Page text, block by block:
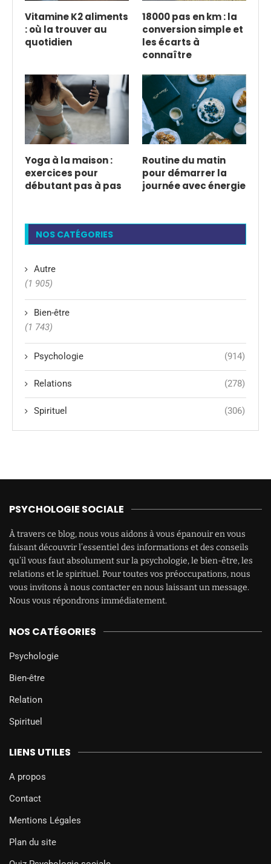
Vitamine K2 aliments
: où la trouver au
quotidien
18000 pas en km : la
conversion simple et
les écarts à
connaître
Yoga à la maison :
exercices pour
débutant pas à pas
Routine du matin
pour démarrer la
journée avec énergie
NOS CATÉGORIES
Autre
(1 905)
Bien-être
(1 743)
Psychologie (914)
Relations (278)
Spirituel (306)
PSYCHOLOGIE SOCIALE
À travers ce blog, nous vous aidons à vous épanouir en vous
faisant découvrir l’essentiel des informations et des conseils
qu’il vous faut absolument sur la psychologie, le bien-être, les
relations et le spirituel. Pour toutes vos préoccupations, nous
vous invitons à nous contacter en nous laissant un message.
Nous vous répondrons immédiatement.
NOS CATÉGORIES
Psychologie
Bien-être
Relation
Spirituel
LIENS UTILES
A propos
Contact
Mentions Légales
Plan du site